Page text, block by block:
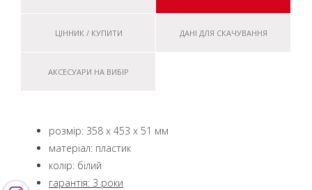
ЦІННИК / КУПИТИ ДАНІ ДЛЯ СКАЧУВАННЯ
АКСЕСУАРИ НА ВИБІР
розмір: 358 x 453 x 51 мм
матеріал: пластик
колір: білий
гарантія: 3 роки